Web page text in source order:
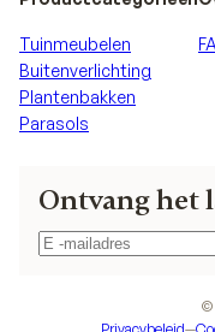
Ontvang het
Tuinmeubelen
Buitenverlichting
Plantenbakken
Parasols
©